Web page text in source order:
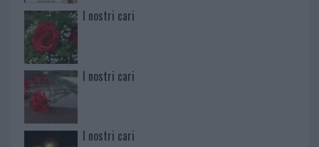
I nostri cari
I nostri cari
I nostri cari